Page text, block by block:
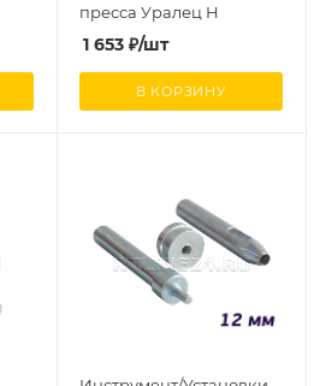
пресса Уралец Н
1 653₽/шт
В КОРЗИНУ